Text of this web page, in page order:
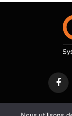
PROTECTION